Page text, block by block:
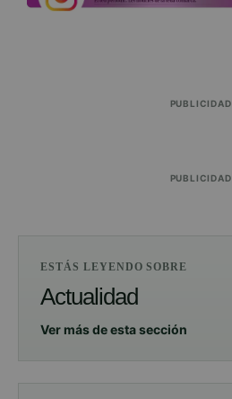
PUBLICIDAD
PUBLICIDAD
ESTÁS LEYENDO SOBRE
Actualidad
Ver más de esta sección